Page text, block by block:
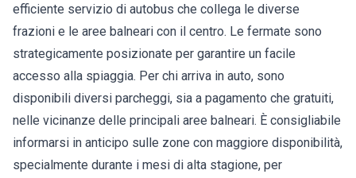
efficiente servizio di autobus che collega le diverse
frazioni e le aree balneari con il centro. Le fermate sono
strategicamente posizionate per garantire un facile
accesso alla spiaggia. Per chi arriva in auto, sono
disponibili diversi parcheggi, sia a pagamento che gratuiti,
nelle vicinanze delle principali aree balneari. È consigliabile
informarsi in anticipo sulle zone con maggiore disponibilità,
specialmente durante i mesi di alta stagione, per